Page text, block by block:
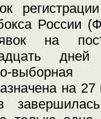
России
на
на 27